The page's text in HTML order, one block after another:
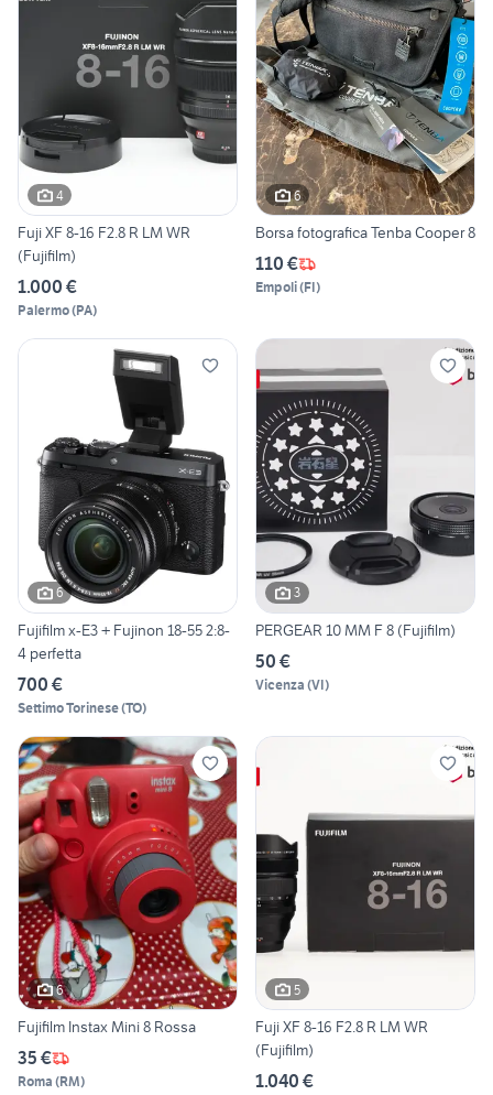
4
Fuji XF 8-16 F2.8 R LM WR
(Fujifilm)
1.000 €
Palermo(PA)
6
Borsa fotografica Tenba Cooper 8
110 €
Empoli(FI)
6
Fujifilm x-E3 + Fujinon 18-55 2:8-
4 perfetta
700 €
Settimo Torinese(TO)
3
PERGEAR 10 MM F 8 (Fujifilm)
50 €
Vicenza (VI)
6
Fujifilm Instax Mini 8 Rossa
35 €
Roma (RM)
5
Fuji XF 8-16 F2.8 R LM WR
(Fujifilm)
1.040 €